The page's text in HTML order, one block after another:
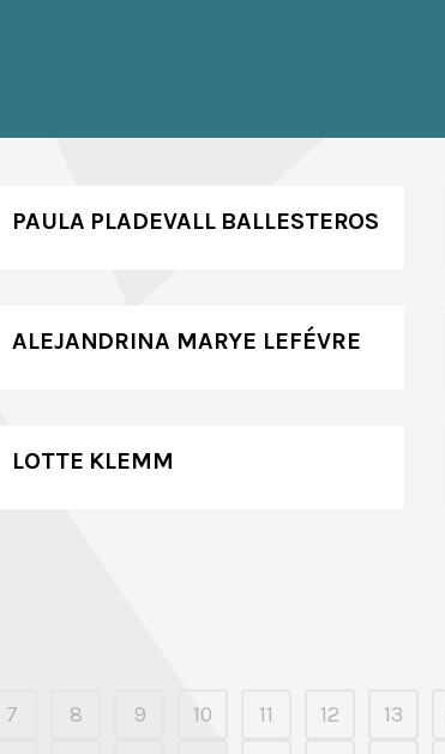
PAULA PLADEVALL BALLESTEROS
ALEJANDRINA MARYE LEFÉVRE
LOTTE KLEMM
7 8 9 10 11 12 13